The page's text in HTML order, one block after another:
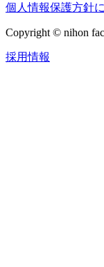
個人情報保護方針
Copyright © nihon
採用情報